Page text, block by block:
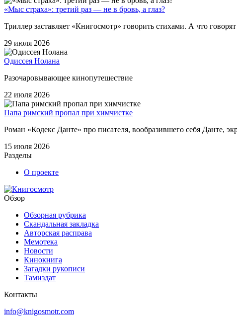
«Мыс страха»: третий раз — не в бровь, а глаз?
Триллер заставляет «Книгосмотр» говорить стихами. А что
29 июля 2026
Одиссея Нолана
Разочаровывающее кинопутешествие
22 июля 2026
Папа римский пропал при химчистке
Роман «Кодекс Данте» про писателя, вообразившего себя Данте,
15 июля 2026
Разделы
О проекте
Обзор
Обзорная рубрика
Скандальная закладка
Авторская расправа
Мемотека
Новости
Кинокнига
Загадки рукописи
Тамиздат
Контакты
info@knigosmotr.com